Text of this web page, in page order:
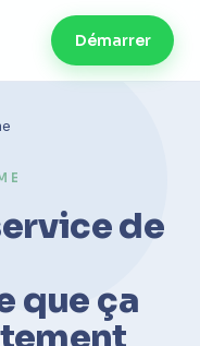
Démarrer
de
que ça